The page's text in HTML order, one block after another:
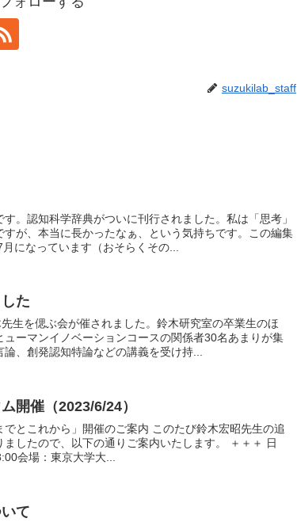
suzukilab_staff
。認知科学辞典がついに刊行されました。私は「思考」
が、本当に長かったなぁ、という気持ちです。この編集
になっています（おそらくその...
た
生を偲ぶ会が催されました。鈴木研究室の卒業生のほ
ーマンイノベーションコースの関係者30名あまりが集
、創発認知特論などの講義を受け持...
開催（2023/6/24）
とこれから」開催のご案内 このたび鈴木宏昭先生の追
したので、以下の通りご案内いたします。 ＋＋＋ 日
会場：東京大学大...
て